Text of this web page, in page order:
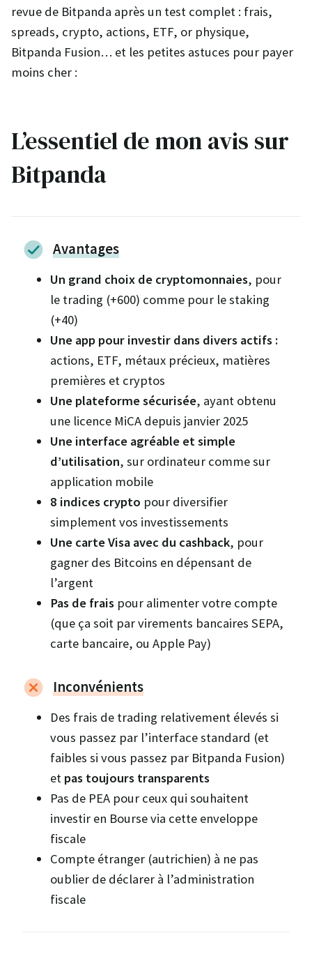
revue de Bitpanda après un test complet : frais,
spreads, crypto, actions, ETF, or physique,
Bitpanda Fusion… et les petites astuces pour payer
moins cher :
L’essentiel de mon avis sur
Bitpanda
Avantages
Un grand choix de cryptomonnaies, pour
le trading (+600) comme pour le staking
(+40)
Une app pour investir dans divers actifs :
actions, ETF, métaux précieux, matières
premières et cryptos
Une plateforme sécurisée, ayant obtenu
une licence MiCA depuis janvier 2025
Une interface agréable et simple
d’utilisation, sur ordinateur comme sur
application mobile
8 indices crypto pour diversifier
simplement vos investissements
Une carte Visa avec du cashback, pour
gagner des Bitcoins en dépensant de
l’argent
Pas de frais pour alimenter votre compte
(que ça soit par virements bancaires SEPA,
carte bancaire, ou Apple Pay)
Inconvénients
Des frais de trading relativement élevés si
vous passez par l’interface standard (et
faibles si vous passez par Bitpanda Fusion)
et pas toujours transparents
Pas de PEA pour ceux qui souhaitent
investir en Bourse via cette enveloppe
fiscale
Compte étranger (autrichien) à ne pas
oublier de déclarer à l’administration
fiscale